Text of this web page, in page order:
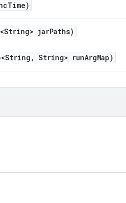
Time)
jarPaths)
, String> runArgMap)